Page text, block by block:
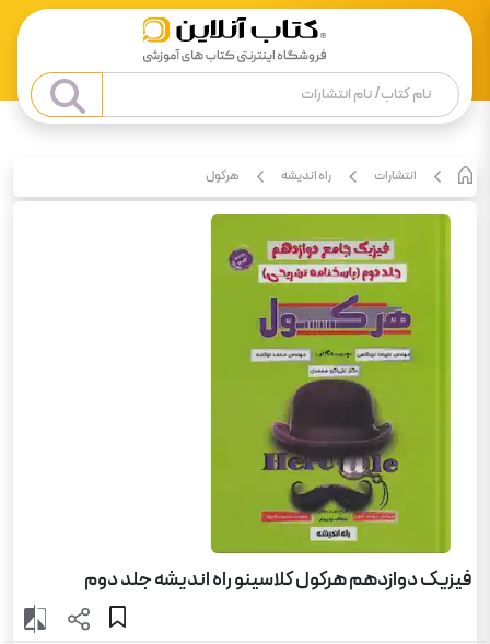
انتشارات راه اندیشه هرکول
فیزیک دوازدهم هرکول کلاسینو راه اندیشه جلد دوم